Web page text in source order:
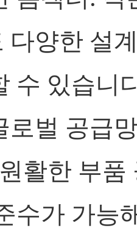
다양한 설
수 있습니
로벌 공급
활한 부품
수가 가능